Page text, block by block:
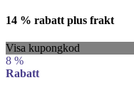
14 % rabatt plus frakt
Visa kupongkod
8 %
Rabatt